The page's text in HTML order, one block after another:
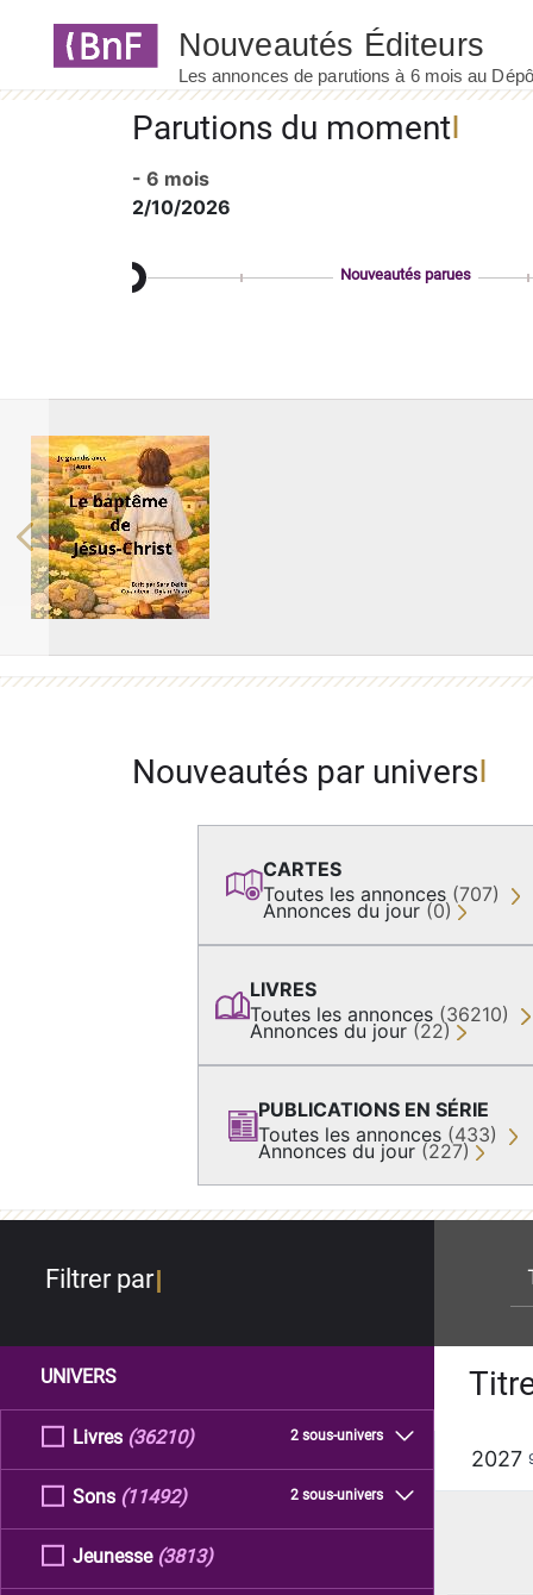
Parutions du moment
- 6 mois
2/10/2026
Nouveautés parues
Previous
Nouveautés par univers
CARTES
Toutes les annonces (707)
Annonces du jour (0)
LIVRES
Toutes les annonces (36210)
Annonces du jour (22)
PUBLICATIONS EN SÉRIE
Toutes les annonces (433)
Annonces du jour (227)
Filtrer par
UNIVERS
Livres 2 sous-univers
(36210)
Sons 2 sous-univers
(11492)
Jeunesse (3813)
2027